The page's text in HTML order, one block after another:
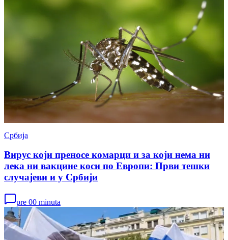
Србија
Вирус који преносе комарци и за који нема ни
лека ни вакцине коси по Европи: Први тешки
случајеви и у Србији
pre 00 minuta